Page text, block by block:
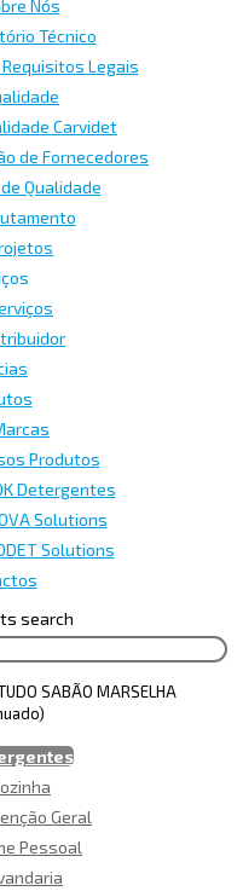
Nós
Técnico
Legais
Carvidet
de Fornecedores
Qualidade
Produtos
Detergentes
Solutions
Solutions
search
SABÃO MARSELHA
Geral
Pessoal